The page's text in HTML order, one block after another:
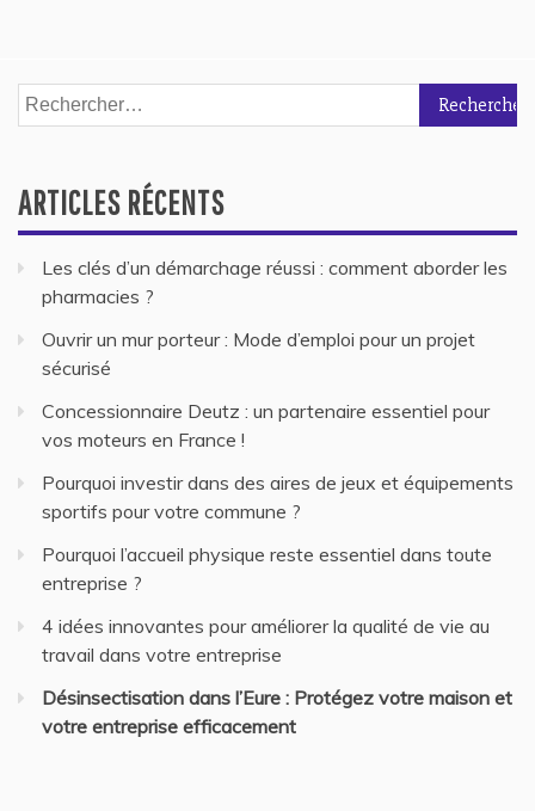
Rechercher :
ARTICLES RÉCENTS
Les clés d’un démarchage réussi : comment aborder les
pharmacies ?
Ouvrir un mur porteur : Mode d’emploi pour un projet
sécurisé
Concessionnaire Deutz : un partenaire essentiel pour
vos moteurs en France !
Pourquoi investir dans des aires de jeux et équipements
sportifs pour votre commune ?
Pourquoi l’accueil physique reste essentiel dans toute
entreprise ?
4 idées innovantes pour améliorer la qualité de vie au
travail dans votre entreprise
Désinsectisation dans l’Eure : Protégez votre maison et
votre entreprise efficacement